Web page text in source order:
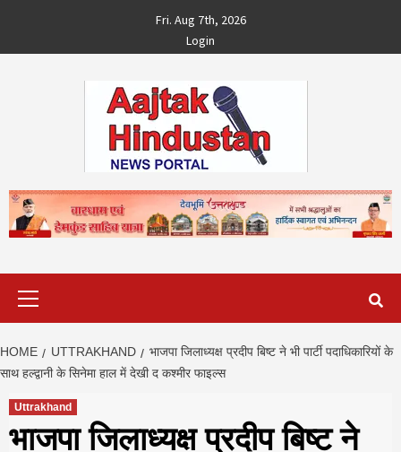
content
Fri. Aug 7th, 2026
Login
HOME UTTRAKHAND
भाजपा जिलाध्यक्ष प्रदीप बिष्ट ने भी पार्टी पदाधिकारियों के
साथ हल्द्वानी के सिनेमा हाल में देखी द कश्मीर फाइल्स
Uttrakhand
भाजपा जिलाध्यक्ष प्रदीप बिष्ट ने